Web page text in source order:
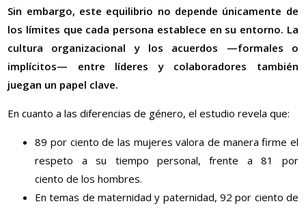
Sin embargo, este equilibrio no depende únicamente de
los límites que cada persona establece en su entorno. La
cultura organizacional y los acuerdos —formales o
implícitos— entre líderes y colaboradores también
juegan un papel clave.
En cuanto a las diferencias de género, el estudio revela que:
89 por ciento de las mujeres valora de manera firme el
respeto a su tiempo personal, frente a 81 por
ciento de los hombres.
En temas de maternidad y paternidad, 92por ciento de